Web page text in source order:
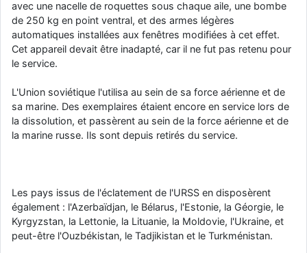
avec une nacelle de roquettes sous chaque aile, une bombe
de 250 kg en point ventral, et des armes légères
automatiques installées aux fenêtres modifiées à cet effet.
Cet appareil devait être inadapté, car il ne fut pas retenu pour
le service.
L'Union soviétique l'utilisa au sein de sa force aérienne et de
sa marine. Des exemplaires étaient encore en service lors de
la dissolution, et passèrent au sein de la force aérienne et de
la marine russe. Ils sont depuis retirés du service.
Les pays issus de l'éclatement de l'URSS en disposèrent
également : l'Azerbaïdjan, le Bélarus, l'Estonie, la Géorgie, le
Kyrgyzstan, la Lettonie, la Lituanie, la Moldovie, l'Ukraine, et
peut-être l'Ouzbékistan, le Tadjikistan et le Turkménistan.